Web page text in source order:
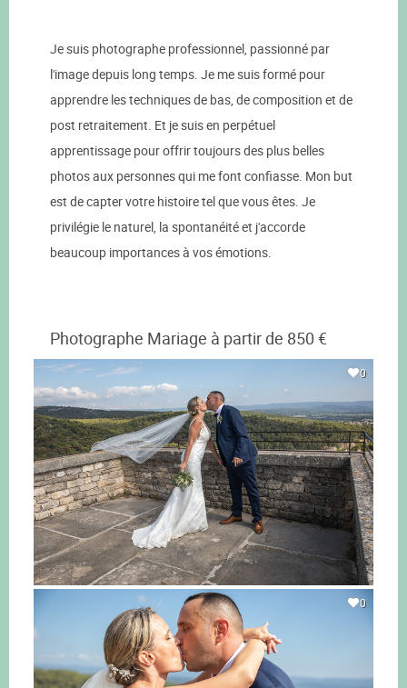
Je suis photographe professionnel, passionné par
l'image depuis long temps. Je me suis formé pour
apprendre les techniques de bas, de composition et de
post retraitement. Et je suis en perpétuel
apprentissage pour offrir toujours des plus belles
photos aux personnes qui me font confiasse. Mon but
est de capter votre histoire tel que vous êtes. Je
privilégie le naturel, la spontanéité et j'accorde
beaucoup importances à vos émotions.
Photographe Mariage à partir de 850 €
0
0